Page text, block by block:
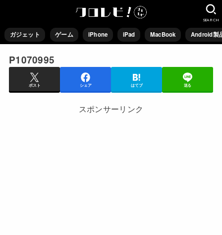
ガジェット ゲーム iPhone iPad MacBook Android製
SEARCH
P1070995
ポスト シェア はてブ 送る
スポンサーリンク